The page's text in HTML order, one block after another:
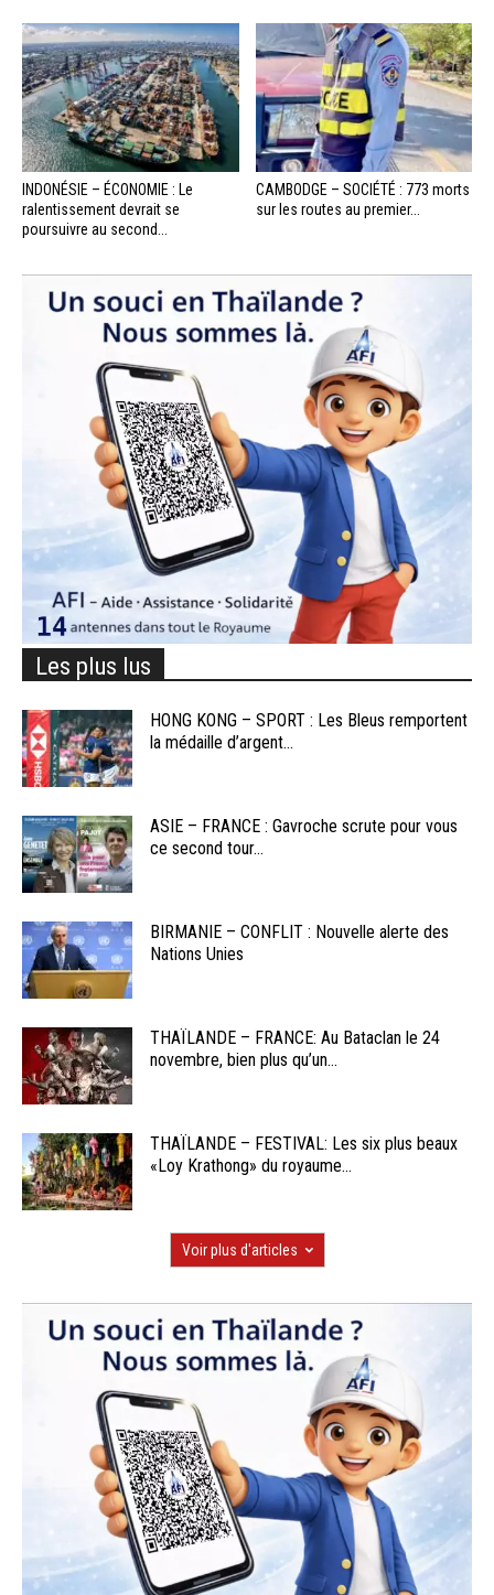
INDONÉSIE – ÉCONOMIE : Le
ralentissement devrait se
poursuivre au second...
CAMBODGE – SOCIÉTÉ : 773 morts
sur les routes au premier...
Les plus lus
HONG KONG – SPORT : Les Bleus remportent
la médaille d’argent...
ASIE – FRANCE : Gavroche scrute pour vous
ce second tour...
BIRMANIE – CONFLIT : Nouvelle alerte des
Nations Unies
THAÏLANDE – FRANCE: Au Bataclan le 24
novembre, bien plus qu’un...
THAÏLANDE – FESTIVAL: Les six plus beaux
«Loy Krathong» du royaume...
Voir plus d'articles